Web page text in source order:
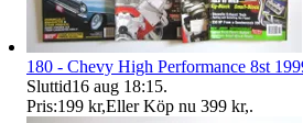
180 - Chevy High Performance 8st
Sluttid16 aug 18:15.
Pris:199 kr,Eller Köp nu 399 kr,.